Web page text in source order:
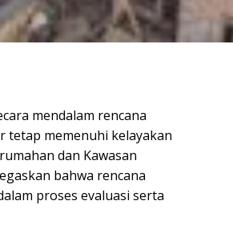
mendalam rencana
tetap memenuhi kelayakan
dan Kawasan
bahwa rencana
proses evaluasi serta